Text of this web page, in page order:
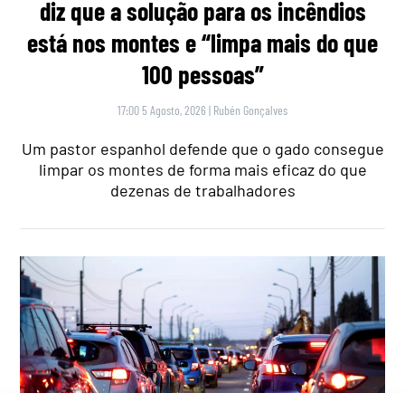
diz que a solução para os incêndios
está nos montes e “limpa mais do que
100 pessoas”
17:00 5 Agosto, 2026 | Rubén Gonçalves
Um pastor espanhol defende que o gado consegue
limpar os montes de forma mais eficaz do que
dezenas de trabalhadores